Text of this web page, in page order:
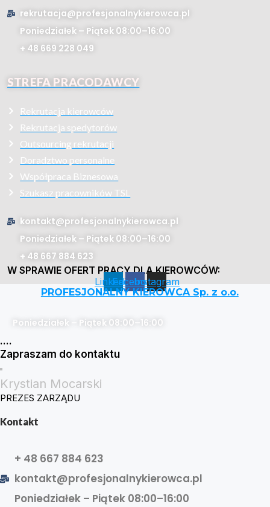
rekrutacja@profesjonalnykierowca.pl
Poniedziałek – Piątek 08:00–16:00
+ 48 669 228 049
STREFA PRACODAWCY
Rekrutacja kierowców
Rekrutacja spedytorów
Outsourcing rekrutacji
Doradztwo personalne
Współpraca Biznesowa
Szukasz pracowników TSL
kontakt@profesjonalnykierowca.pl
Poniedziałek – Piątek 08:00–16:00
+ 48 667 884 623
W SPRAWIE OFERT PRACY DLA KIEROWCÓW:
Linkedin
FacebookInstagram
PROFESJONALNY KIEROWCA Sp. z o.o.
Poniedziałek – Piątek 08:00–16:00
....
Zapraszam do kontaktu
Krystian Mocarski
PREZES ZARZĄDU
Kontakt
+ 48 667 884 623
kontakt@profesjonalnykierowca.pl
Poniedziałek – Piątek 08:00–16:00